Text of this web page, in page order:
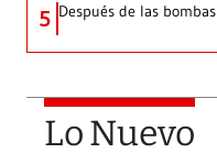
5 Después de las bombas
Lo Nuevo